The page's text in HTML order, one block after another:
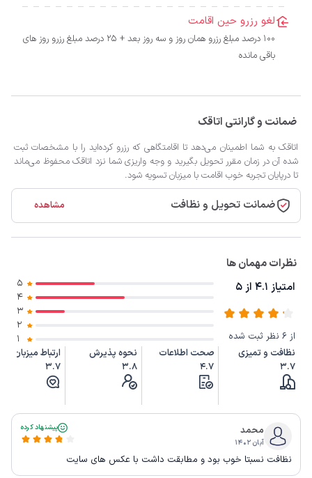
لغو رزرو حین اقامت
100 درصد مبلغ رزرو همان روز و سه روز بعد + 25 درصد مبلغ رزرو روز های
باقی مانده
ضمانت و گارانتی اتاقک
اتاقک به شما اطمینان می‌دهد تا اقامتگاهی که رزرو کرده‌اید را با مشخصات ثبت
شده آن در زمان مقرر تحویل بگیرید و وجه واریزی شما نزد اتاقک محفوظ می‌ماند
تا درپایان تجربه خوب اقامت با میزبان تسویه شود.
ضمانت تحویل و نظافت مشاهده
نظرات مهمان ها
امتیاز 4.1 از 5
از 6 نظر ثبت شده
5
4
3
2
1
نظافت و تمیزی
3.7
صحت اطلاعات
4.7
نحوه پذیرش
3.8
ارتباط میزبان
3.7
محمد
آبان ۱۴۰۲
پیشنهاد کرده
نظافت نسبتا خوب بود و مطابقت داشت با عکس های سایت